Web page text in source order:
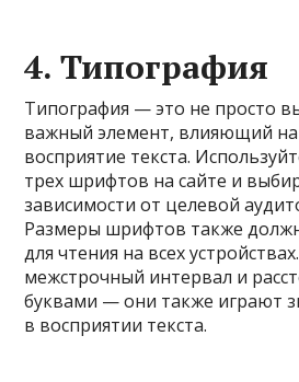
4.Типография
Типография — это не просто
важный элемент, влияющий на
восприятие текста.
трех шрифтов на сайте и
зависимости от целевой
Размеры шрифтов также
для чтения на всех
межстрочный интервал и
буквами — они также играют
в восприятии текста.